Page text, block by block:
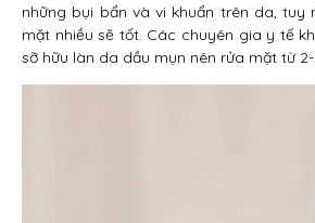
những bụi bẩn và vi khuẩn trên da, tuy
mặt nhiều sẽ tốt. Các chuyên gia y tế
sỡ hữu làn da dầu mụn nên rửa mặt từ